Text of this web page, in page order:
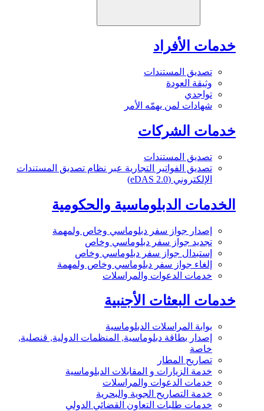
خدمات الأفراد
تصديق المستندات
وثيقة العودة
تواجدي
شهادات لمن يهمّه الأمر
خدمات الشركات
تصديق المستندات
تصديق الفواتير التجارية عبر نظام تصديق المستندات
الإلكتروني (eDAS 2.0)
الخدمات الدبلوماسية والحكومية
إصدار جواز سفر دبلوماسي وخاص ولمهمة
تجديد جواز سفر دبلوماسي وخاص
إستبدال جواز سفر دبلوماسي وخاص
إلغاء جواز سفر دبلوماسي وخاص ولمهمة
خدمات الدعوات والمراسلات
خدمات البعثات الأجنبية
بوابة المراسلات الدبلوماسية
إصدار بطاقة دبلوماسية, المنظمات الدولية, قنصلية,
خاصة
تصاريح المطار
خدمة الزيارات و المقابلات الدبلوماسية
خدمات الدعوات والمراسلات
خدمة التصاريح الجوية والبحرية
خدمات طلبات التعاون القضائي الدولي